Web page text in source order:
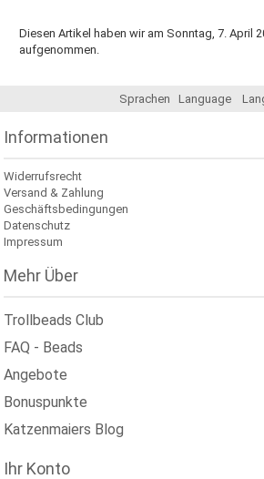
Diesen Artikel haben wir am Sonntag, 7. April
aufgenommen.
Sprachen Language
Informationen
Widerrufsrecht
Versand & Zahlung
Geschäftsbedingungen
Datenschutz
Impressum
Mehr Über
Trollbeads Club
FAQ - Beads
Angebote
Bonuspunkte
Katzenmaiers Blog
Ihr Konto